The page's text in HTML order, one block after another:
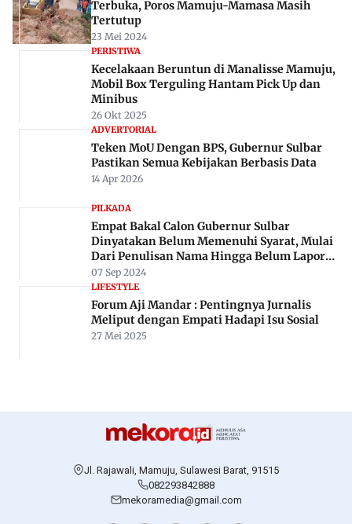
Rekomendasi Untuk Anda
NEWS
Update Longsor Mamasa : 4 Titik Belum
Terbuka, Poros Mamuju-Mamasa Masih
Minibus
26 Okt 2025
Teken MoU Dengan BPS, Gubernur Sulbar
Pastikan Semua Kebijakan Berbasis Data
14 Apr 2026